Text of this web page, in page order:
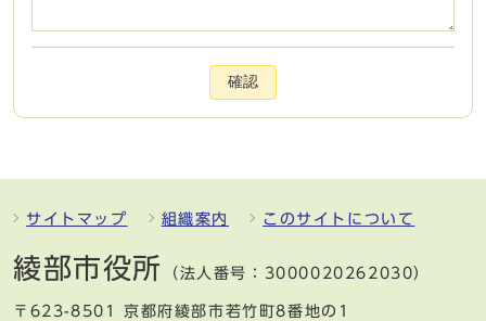
確認
サイトマップ 組織案内 このサイトについて
綾部市役所 （法人番号：3000020262030）
〒623-8501 京都府綾部市若竹町8番地の1